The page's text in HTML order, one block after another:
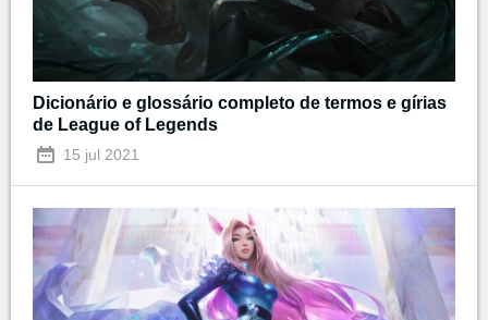
Dicionário e glossário completo de termos e gírias
de League of Legends
15 jul 2021